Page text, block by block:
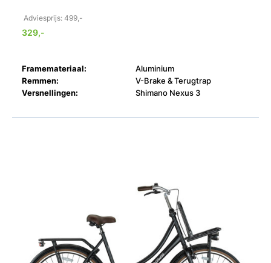
Adviesprijs: 499,-
329,-
Framemateriaal:
Aluminium
Remmen:
V-Brake & Terugtrap
Versnellingen:
Shimano Nexus 3